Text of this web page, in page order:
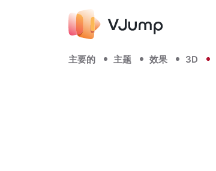
主要的 主题 效果 3D